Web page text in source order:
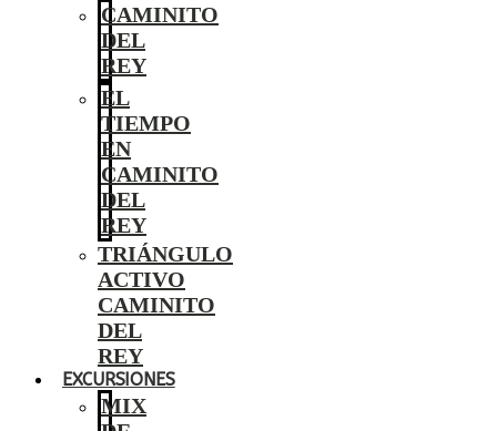
CAMINITO
DEL
REY
EL
TIEMPO
EN
CAMINITO
DEL
REY
TRIÁNGULO
ACTIVO
CAMINITO
DEL
REY
EXCURSIONES
MIX